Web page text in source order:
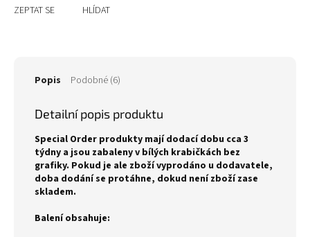
ZEPTAT SE HLÍDAT
Popis Podobné (6)
Detailní popis produktu
Special Order produkty mají dodací dobu cca 3
týdny a jsou zabaleny v bílých krabičkách bez
grafiky. Pokud je ale zboží vyprodáno u dodavatele,
doba dodání se protáhne, dokud není zboží zase
skladem.
Balení obsahuje: